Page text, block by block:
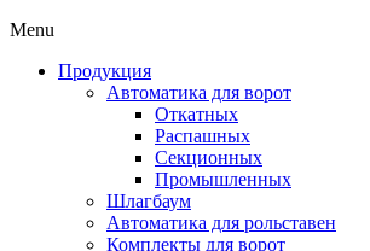
Menu
Продукция
Автоматика для ворот
Откатных
Распашных
Секционных
Промышленных
Шлагбаум
Автоматика для рольставен
Комплекты для ворот